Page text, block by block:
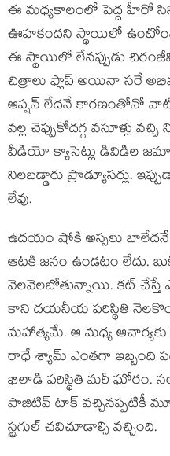
ఈ మధ్యకాలంలో పెద్ద హీరో
ఊహకందని స్థాయిలో ఉంటోంది,
ఈ స్థాయిలో లేనప్పుడు
చిత్రాలు ఫ్లాప్ అయినా సరే
ఆప్షన్ లేదనే కారణంతోనో
వల్ల చెప్పుకోదగ్గ వసూళ్లు
వీడియో క్యాసెట్లు డివిడిల
నిలబడ్డారు ప్రొడ్యూసర్లు.
లేవు.
ఉదయం షోకి అస్సలు
ఆటకి జనం ఉండటం లేదు.
వెలవెలబోతున్నాయి. కట్ చేస్తే
కాని దయనీయ పరిస్థితి
మహాత్యమే. ఆ మధ్య ఆచార్యకు
రాధే శ్యామ్ ఎంతగా ఇబ్బంది
ఖిలాడి పరిస్థితి మరీ ఘోరం.
పాజిటివ్ టాక్ వచ్చినప్పటికీ
స్ట్రగుల్ చవిచూడాల్సి వచ్చింది.